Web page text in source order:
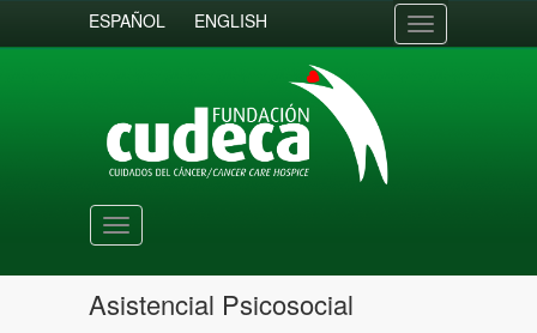
ESPAÑOL ENGLISH
Toggle
navigation
Toggle
navigation
Asistencial Psicosocial